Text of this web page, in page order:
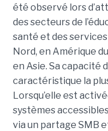
été observé lors
des secteurs de
santé et des
Nord, en Amérique
en Asie. Sa capacité
caractéristique la
Lorsqu’elle est
systèmes
via un partage SMB